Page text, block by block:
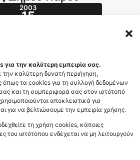
για την καλύτερη εμπειρία σας.
καλύτερη δυνατή περιήγηση,
όπως τα cookies για τη συλλογή δεδομένων
και τη συμπεριφορά σας στον ιστότοπό
αποκλειστικά για
για να βελτιώσουμε την εμπειρία χρήσης.
τη χρήση cookies, κάποιες
του ιστότοπου ενδέχεται να μη λειτουργούν
2003
15